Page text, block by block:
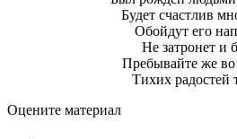
Будет счастлив
Обойдут его
Не затронет и
Пребывайте же во
Тихих радостей
Оцените материал